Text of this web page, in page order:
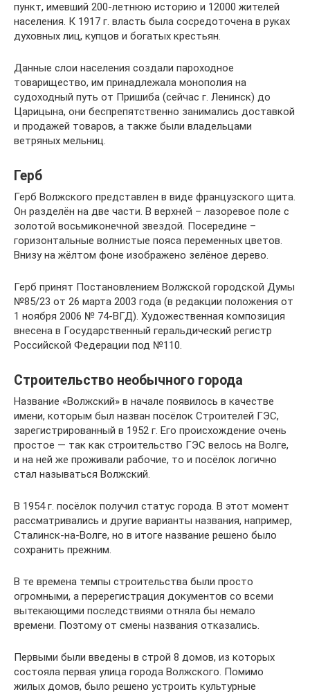
пункт, имевший 200-летнюю историю и 12000 жителей
населения. К 1917 г. власть была сосредоточена в руках
духовных лиц, купцов и богатых крестьян.
Данные слои населения создали пароходное
товарищество, им принадлежала монополия на
судоходный путь от Пришиба (сейчас г. Ленинск) до
Царицына, они беспрепятственно занимались доставкой
и продажей товаров, а также были владельцами
ветряных мельниц.
Герб
Герб Волжского представлен в виде французского щита.
Он разделён на две части. В верхней – лазоревое поле с
золотой восьмиконечной звездой. Посередине –
горизонтальные волнистые пояса переменных цветов.
Внизу на жёлтом фоне изображено зелёное дерево.
Герб принят Постановлением Волжской городской Думы
№85/23 от 26 марта 2003 года (в редакции положения от
1 ноября 2006 № 74-ВГД). Художественная композиция
внесена в Государственный геральдический регистр
Российской Федерации под №110.
Строительство необычного города
Название «Волжский» в начале появилось в качестве
имени, которым был назван посёлок Строителей ГЭС,
зарегистрированный в 1952 г. Его происхождение очень
простое — так как строительство ГЭС велось на Волге,
и на ней же проживали рабочие, то и посёлок логично
стал называться Волжский.
В 1954 г. посёлок получил статус города. В этот момент
рассматривались и другие варианты названия, например,
Сталинск-на-Волге, но в итоге название решено было
сохранить прежним.
В те времена темпы строительства были просто
огромными, а перерегистрация документов со всеми
вытекающими последствиями отняла бы немало
времени. Поэтому от смены названия отказались.
Первыми были введены в строй 8 домов, из которых
состояла первая улица города Волжского. Помимо
жилых домов, было решено устроить культурные